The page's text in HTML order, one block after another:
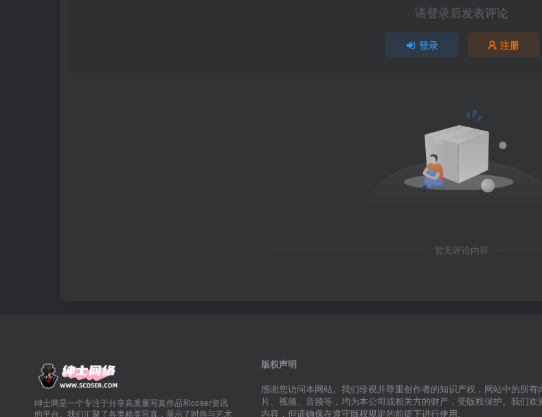
请登录后发表评论
登录 注册
暂无评论内容
绅士网是一个专注于分享高质量写真作品和coser资讯
的平台。我们汇聚了各类精美写真，展示了时尚与艺术
版权声明
感谢您访问本网站。我们珍视并尊重创作者的知识产权，网站中的所有
片、视频、音频等，均为本公司或相关方的财产，受版权保护。我们欢
内容，但请确保在遵守版权规定的前提下进行使用。